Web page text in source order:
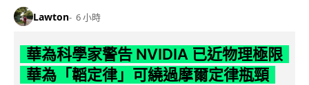
Lawton 6 小時
華為科學家警告 NVIDIA 已近物理極限
華為「韜定律」可繞過摩爾定律瓶頸